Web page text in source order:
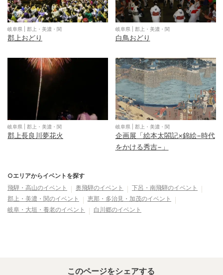
岐阜県 郡上・美濃・関
郡上おどり
岐阜県| 郡上・美濃・関
白鳥おどり
岐阜県 郡上・美濃・関
郡上長良川夢花火
岐阜県| 郡上・美濃・関
企画展「絵本太閤記×錦絵−時代
をかける秀吉−」
○エリアからイベントを探す
飛騨・高山のイベント 奥飛騨のイベント 下呂・南飛騨のイベント
郡上・美濃・関のイベント 恵那・多治見・加茂のイベント
岐阜・大垣・養老のイベント 白川郷のイベント
このページをシェアする